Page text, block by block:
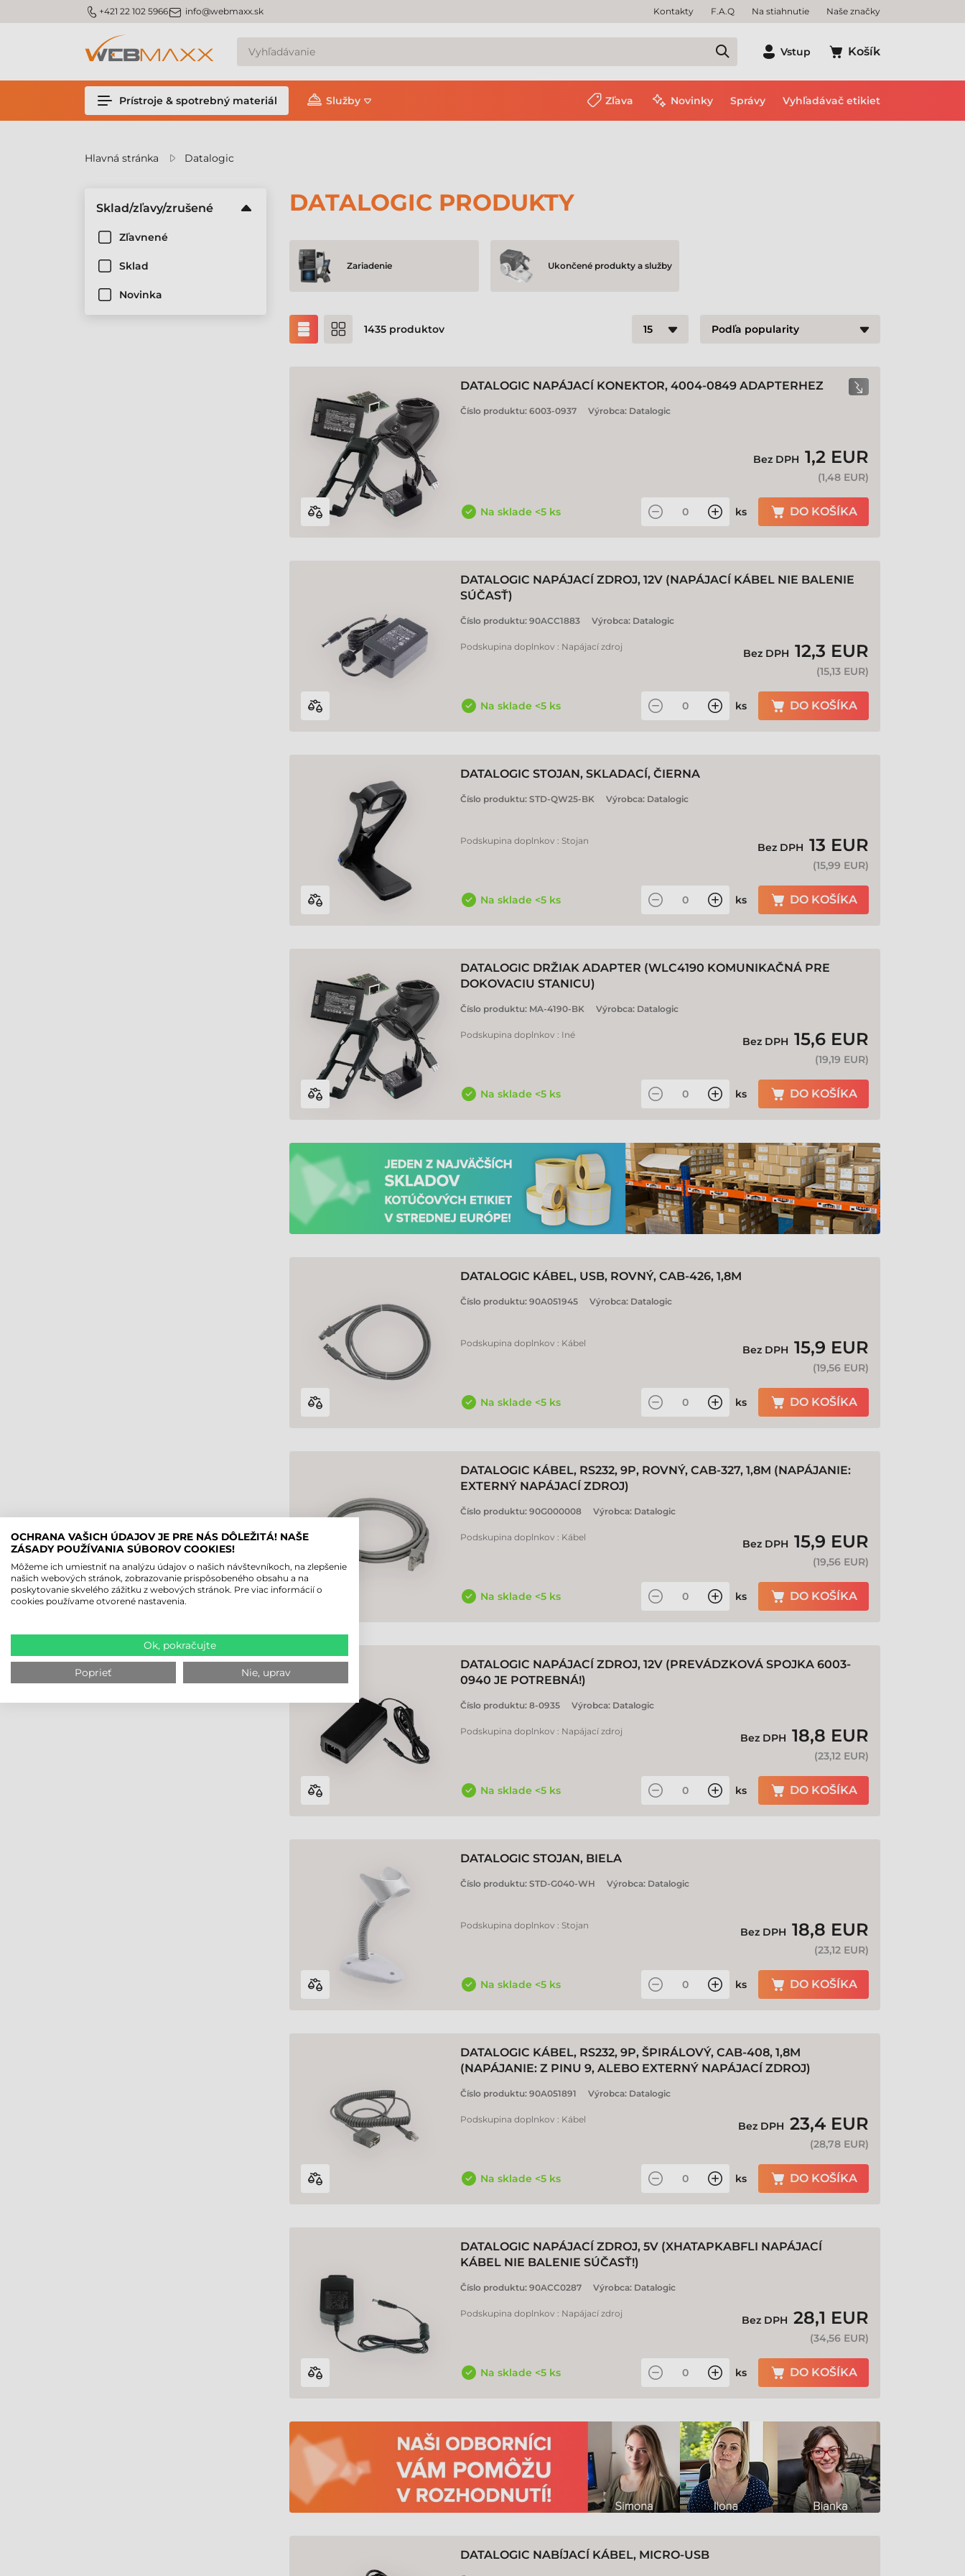
m_phone +421 22 102 5966m_email info@webmaxx.sk Kontakty F.A.Q Na stiahnutie Naše značky
Vstup Košík
Prístroje & spotrebný materiál Služby Zľava Novinky Správy Vyhľadávač etikiet
Hlavná stránka Datalogic
DATALOGIC PRODUKTY
Zariadenie Ukončené produkty a služby
1435 produktov
DATALOGIC NAPÁJACÍ KONEKTOR, 4004-0849 ADAPTERHEZ
Číslo produktu: 6003-0937 Výrobca: Datalogic
Bez DPH 1,2 EUR
(1,48 EUR)
Na sklade <5 ks ks DO KOŠÍKA
DATALOGIC NAPÁJACÍ ZDROJ, 12V (NAPÁJACÍ KÁBEL NIE BALENIE
SÚČASŤ)
Číslo produktu: 90ACC1883 Výrobca: Datalogic
Podskupina doplnkov : Napájací zdroj
Bez DPH 12,3 EUR
(15,13 EUR)
Na sklade <5 ks ks DO KOŠÍKA
DATALOGIC STOJAN, SKLADACÍ, ČIERNA
Číslo produktu: STD-QW25-BK Výrobca: Datalogic
Podskupina doplnkov : Stojan
Bez DPH 13 EUR
(15,99 EUR)
Na sklade <5 ks ks DO KOŠÍKA
DATALOGIC DRŽIAK ADAPTER (WLC4190 KOMUNIKAČNÁ PRE
DOKOVACIU STANICU)
Číslo produktu: MA-4190-BK Výrobca: Datalogic
Podskupina doplnkov : Iné
Bez DPH 15,6 EUR
(19,19 EUR)
Na sklade <5 ks ks DO KOŠÍKA
DATALOGIC KÁBEL, USB, ROVNÝ, CAB-426, 1,8M
Číslo produktu: 90A051945 Výrobca: Datalogic
Podskupina doplnkov : Kábel
Bez DPH 15,9 EUR
(19,56 EUR)
Na sklade <5 ks ks DO KOŠÍKA
DATALOGIC KÁBEL, RS232, 9P, ROVNÝ, CAB-327, 1,8M (NAPÁJANIE:
EXTERNÝ NAPÁJACÍ ZDROJ)
Číslo produktu: 90G000008 Výrobca: Datalogic
Podskupina doplnkov : Kábel
Bez DPH 15,9 EUR
(19,56 EUR)
Na sklade <5 ks ks DO KOŠÍKA
DATALOGIC NAPÁJACÍ ZDROJ, 12V (PREVÁDZKOVÁ SPOJKA 6003-
0940 JE POTREBNÁ!)
Číslo produktu: 8-0935 Výrobca: Datalogic
Podskupina doplnkov : Napájací zdroj
Bez DPH 18,8 EUR
(23,12 EUR)
Na sklade <5 ks ks DO KOŠÍKA
DATALOGIC STOJAN, BIELA
Číslo produktu: STD-G040-WH Výrobca: Datalogic
Podskupina doplnkov : Stojan
Bez DPH 18,8 EUR
(23,12 EUR)
Na sklade <5 ks ks DO KOŠÍKA
DATALOGIC KÁBEL, RS232, 9P, ŠPIRÁLOVÝ, CAB-408, 1,8M
(NAPÁJANIE: Z PINU 9, ALEBO EXTERNÝ NAPÁJACÍ ZDROJ)
Číslo produktu: 90A051891 Výrobca: Datalogic
Podskupina doplnkov : Kábel
Bez DPH 23,4 EUR
(28,78 EUR)
Na sklade <5 ks ks DO KOŠÍKA
DATALOGIC NAPÁJACÍ ZDROJ, 5V (XHATAPKABFLI NAPÁJACÍ
KÁBEL NIE BALENIE SÚČASŤ!)
Číslo produktu: 90ACC0287 Výrobca: Datalogic
Podskupina doplnkov : Napájací zdroj
Bez DPH 28,1 EUR
(34,56 EUR)
Na sklade <5 ks ks DO KOŠÍKA
DATALOGIC NABÍJACÍ KÁBEL, MICRO-USB
Sklad/zľavy/zrušené
Zľavnené
Sklad
Novinka
OCHRANA VAŠICH ÚDAJOV JE PRE NÁS DÔLEŽITÁ! NAŠE
ZÁSADY POUŽÍVANIA SÚBOROV COOKIES!
Môžeme ich umiestniť na analýzu údajov o našich návštevníkoch, na zlepšenie
našich webových stránok, zobrazovanie prispôsobeného obsahu a na
poskytovanie skvelého zážitku z webových stránok. Pre viac informácií o
cookies používame otvorené nastavenia.
Ok, pokračujte
Poprieť Nie, uprav